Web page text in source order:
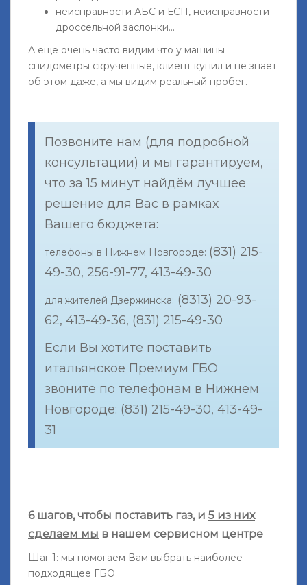
неисправности АБС и ЕСП, неисправности
дроссельной заслонки...
А еще очень часто видим что у машины
спидометры скрученные, клиент купил и не знает
об этом даже, а мы видим реальный пробег.
Позвоните нам (для подробной
консультации) и мы гарантируем,
что за 15 минут найдём лучшее
решение для Вас в рамках
Вашего бюджета:
телефоны в Нижнем Новгороде: (831) 215-
49-30, 256-91-77, 413-49-30
для жителей Дзержинска: (8313) 20-93-
62, 413-49-36, (831) 215-49-30
Если Вы хотите поставить
итальянское Премиум ГБО
звоните по телефонам в Нижнем
Новгороде: (831) 215-49-30, 413-49-
31
6 шагов, чтобы поставить газ, и 5 из них
сделаем мы в нашем сервисном центре
Шаг 1 : мы помогаем Вам выбрать наиболее
подходящее ГБО